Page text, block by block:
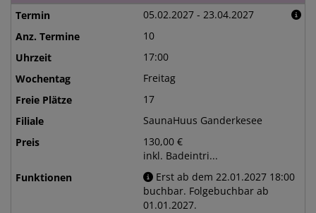
05.02.2027 - 23.04.2027
10
17:00
Freitag
17
SaunaHuus Ganderkesee
130,00 €
inkl. Badeintri...
Erst ab dem 22.01.2027 18:00
buchbar. Folgebuchbar ab
01.01.2027.